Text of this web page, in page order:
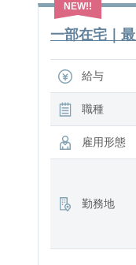
一部在宅｜
給与
職種
雇用形態
勤務地